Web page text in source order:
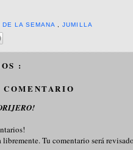
DE LA SEMANA ,JUMILLA
:
libremente. Tu comentario será